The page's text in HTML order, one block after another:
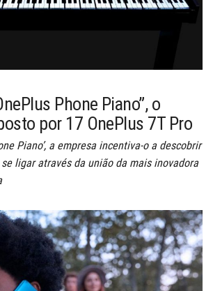
Phone Piano”, o
por 17 OnePlus 7T Pro
Piano’, a empresa incentiva-o a descobrir
ligar através da união da mais inovadora